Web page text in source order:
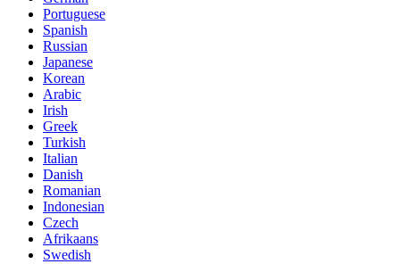
Portuguese
Spanish
Russian
Japanese
Korean
Arabic
Irish
Greek
Turkish
Italian
Danish
Romanian
Indonesian
Czech
Afrikaans
Swedish